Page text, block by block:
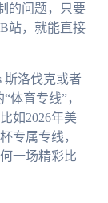
的问题，只要
站，就能直接
斯洛伐克或者
“体育专线”，
如2026年美
专属专线，
一场精彩比